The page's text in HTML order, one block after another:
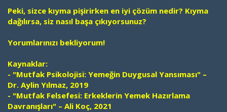
Peki, sizce kıyma pişirirken en iyi çözüm nedir? Kıyma
dağılırsa, siz nasıl başa çıkıyorsunuz?
Yorumlarınızı bekliyorum!
Kaynaklar:
- "Mutfak Psikolojisi: Yemeğin Duygusal Yansıması" –
Dr. Aylin Yılmaz, 2019
- "Mutfak Felsefesi: Erkeklerin Yemek Hazırlama
Davranışları" – Ali Koç, 2021